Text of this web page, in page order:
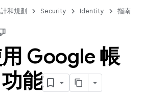
和規劃 Security Identity 指南
Google 帳
能